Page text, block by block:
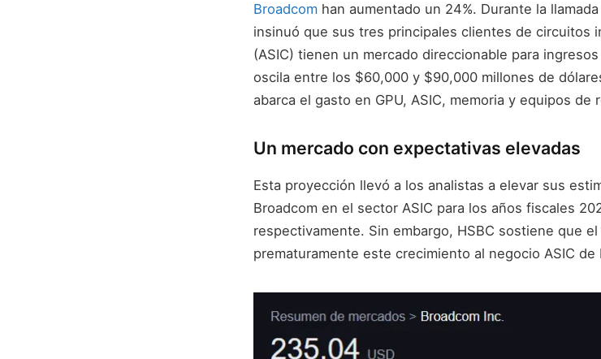
Broadcom han aumentado un 24%. Durante la
insinuó que sus tres principales clientes de circuitos
(ASIC) tienen un mercado direccionable para
oscila entre los $60,000 y $90,000 millones de
abarca el gasto en GPU, ASIC, memoria y equipos de
Un mercado con expectativas elevadas
Esta proyección llevó a los analistas a elevar sus
Broadcom en el sector ASIC para los años fiscales
respectivamente. Sin embargo, HSBC sostiene que
prematuramente este crecimiento al negocio ASIC de